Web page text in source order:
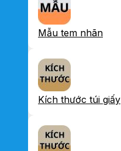
Mẫu tem nhãn
Kích thước túi giấy